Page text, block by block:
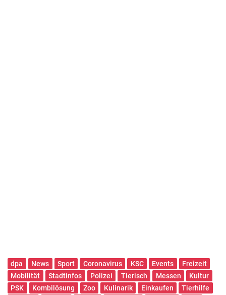
dpa News Sport Coronavirus KSC Events
Freizeit
Mobilität
Stadtinfos Polizei Tierisch Messen
Kultur
PSK
Kombilösung Zoo Kulinarik Einkaufen
Tierhilfe